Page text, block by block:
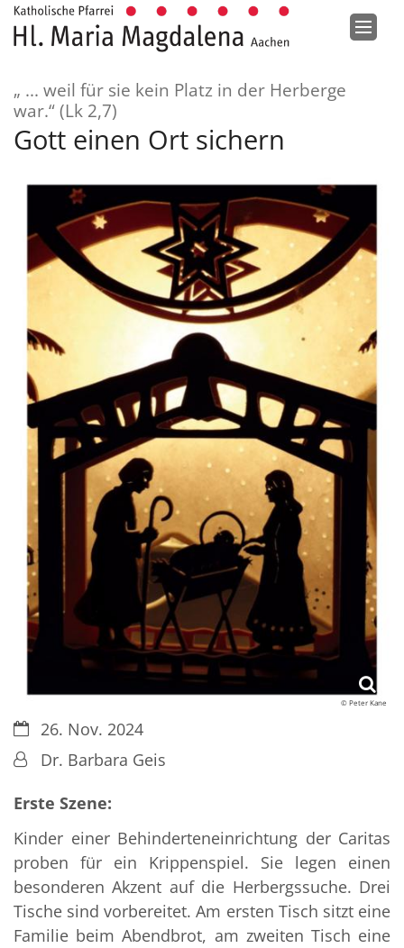
Zum Inhalt springen
„ ... weil für sie kein Platz in der Herberge
war.“ (Lk 2,7)
Gott einen Ort sichern
© Peter Kane
Datum:26. Nov. 2024
Von:Dr. Barbara Geis
Erste Szene:
Kinder einer Behinderteneinrichtung der Caritas
proben für ein Krippenspiel. Sie legen einen
besonderen Akzent auf die Herbergssuche. Drei
Tische sind vorbereitet. Am ersten Tisch sitzt eine
Familie beim Abendbrot, am zweiten Tisch eine